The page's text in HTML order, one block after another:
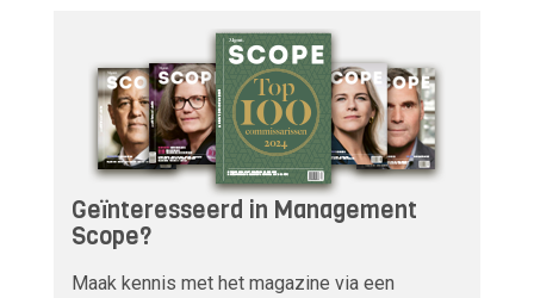
Geïnteresseerd in Management
Scope?
Maak kennis met het magazine via een